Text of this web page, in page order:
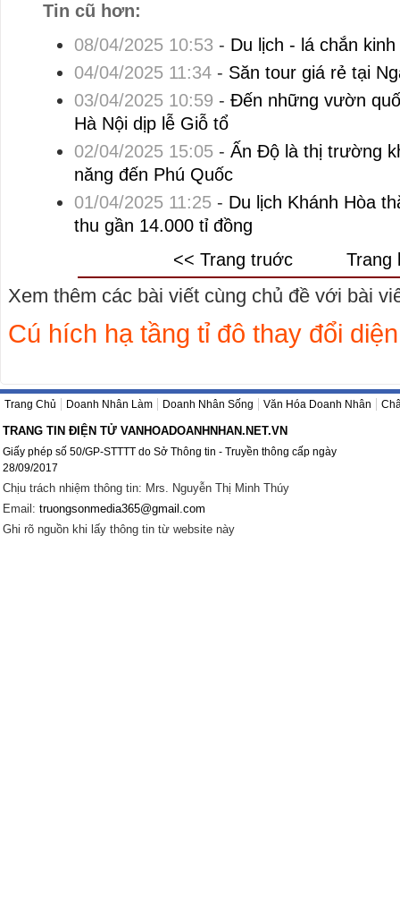
Tin cũ hơn:
08/04/2025 10:53 - Du lịch - lá chắn
04/04/2025 11:34- Săn tour giá rẻ tại
03/04/2025 10:59 - Đến những vườn
Hà Nội dịp lễ Giỗ tổ
02/04/2025 15:05- Ấn Độ là thị trường
năng đến Phú Quốc
01/04/2025 11:25- Du lịch Khánh Hòa
thu gần 14.000 tỉ đồng
<< Trang truớc
Trang
Xem thêm các bài viết cùng chủ đề với bài
Cú hích hạ tầng tỉ đô thay đổi
Trang Chủ Doanh Nhân Làm Doanh Nhân Sống Văn Hóa Doanh Nhân
TRANG TIN ĐIỆN TỬ VANHOADOANHNHAN.NET.VN
Giấy phép số 50/GP-STTTT do Sở Thông tin - Truyền thông cấp ngày
28/09/2017
Chịu trách nhiệm thông tin: Mrs. Nguyễn Thị Minh Thúy
Email: truongsonmedia365@gmail.com
Ghi rõ nguồn khi lấy thông tin từ website này